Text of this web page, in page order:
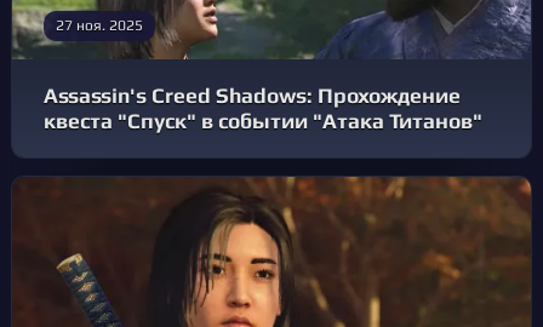
27 ноя. 2025
Assassin's Creed Shadows: Прохождение
квеста "Спуск" в событии "Атака Титанов"